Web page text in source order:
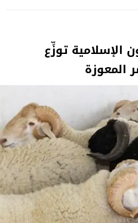
الإسلامية توزِّع
المعوزة